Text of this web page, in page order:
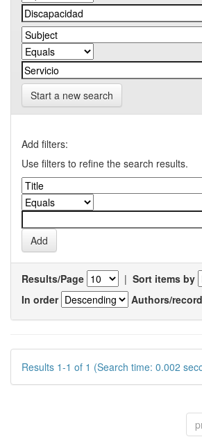
Start a new search
Add filters:
Use filters to refine the search results.
Results/Page | Sort items by
In order
Authors/record
Results 1-1 of 1 (Search time: 0.002